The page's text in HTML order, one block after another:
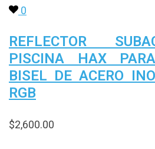
0
REFLECTOR
PISCINA HAX
BISEL DE ACERO
RGB
$2,600.00